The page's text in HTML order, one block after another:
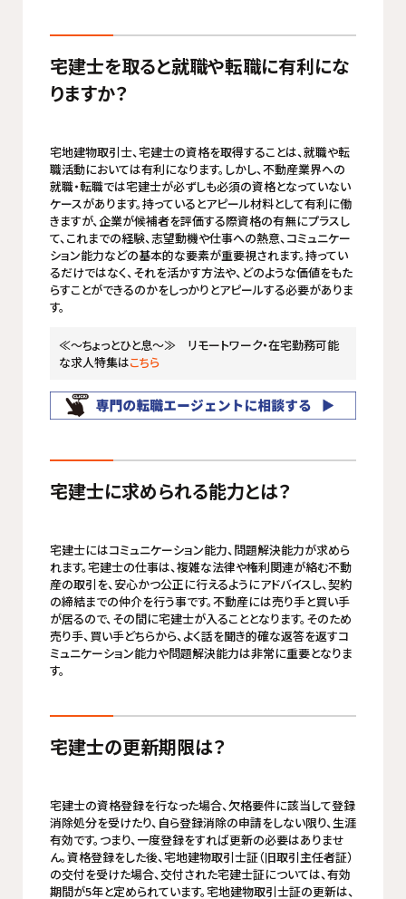
宅建士を取ると就職や転職に有利にな
りますか？
宅地建物取引士、宅建士の資格を取得することは、就職や転
職活動においては有利になります。しかし、不動産業界への
就職・転職では宅建士が必ずしも必須の資格となっていない
ケースがあります。持っているとアピール材料として有利に働
きますが、企業が候補者を評価する際資格の有無にプラスし
て、これまでの経験、志望動機や仕事への熱意、コミュニケー
ション能力などの基本的な要素が重要視されます。持ってい
るだけではなく、それを活かす方法や、どのような価値をもた
らすことができるのかをしっかりとアピールする必要がありま
す。
≪～ちょっとひと息～≫ リモートワーク・在宅勤務可能
な求人特集はこちら
宅建士に求められる能力とは？
宅建士にはコミュニケーション能力、問題解決能力が求めら
れます。宅建士の仕事は、複雑な法律や権利関連が絡む不動
産の取引を、安心かつ公正に行えるようにアドバイスし、契約
の締結までの仲介を行う事です。不動産には売り手と買い手
が居るので、その間に宅建士が入ることとなります。そのため
売り手、買い手どちらから、よく話を聞き的確な返答を返すコ
ミュニケーション能力や問題解決能力は非常に重要となりま
す。
宅建士の更新期限は？
宅建士の資格登録を行なった場合、欠格要件に該当して登録
消除処分を受けたり、自ら登録消除の申請をしない限り、生涯
有効です。つまり、一度登録をすれば更新の必要はありませ
ん。資格登録をした後、宅地建物取引士証（旧取引主任者証）
の交付を受けた場合、交付された宅建士証については、有効
期間が5年と定められています。宅地建物取引士証の更新は、